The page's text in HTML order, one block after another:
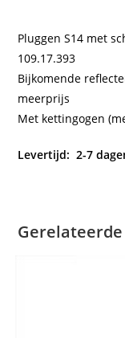
Pluggen S14 met
109.17.393
Bijkomende
meerprijs
Met kettingogen
Levertijd: 2-7